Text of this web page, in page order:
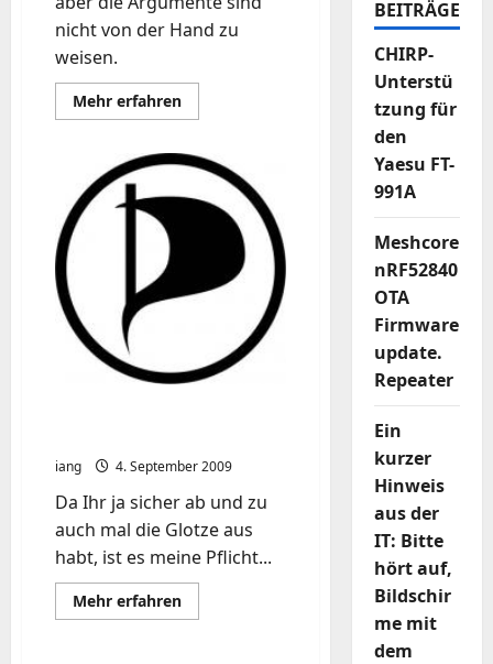
nicht von der Hand zu
weisen.
Mehr erfahrenMehr
Informationen
wählen
Piraten
?
iang 4. September 2009
Da Ihr ja sicher ab und zu
auch mal die Glotze aus
habt, ist es meine Pflicht...
Mehr erfahrenMehr
Informationen
BEITRÄGE
CHIRP-
Unterstü
tzung für
den
Yaesu FT-
991A
Meshcore
nRF52840
OTA
Firmware
update.
Repeater
Ein
kurzer
Hinweis
aus der
IT: Bitte
hört auf,
Bildschir
me mit
dem